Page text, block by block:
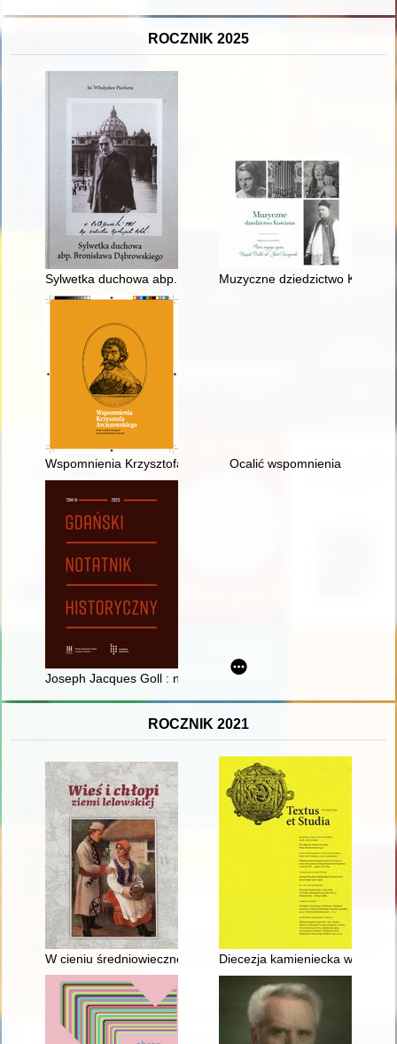
ROCZNIK 2025
Sylwetka duchowa abp. Bronisława Dąbrowskiego
Muzyczne dziedzictwo
Wspomnienia Krzysztofa Arciszewskiego : Polak w służbie
Ocalić wspomnienia
Joseph Jacques Goll : nieznany dowódca inżynierów
ROCZNIK 2021
W cieniu średniowiecznego Lelowa : wsie i osady podmiejskie
Diecezja kamieniecka w 1830